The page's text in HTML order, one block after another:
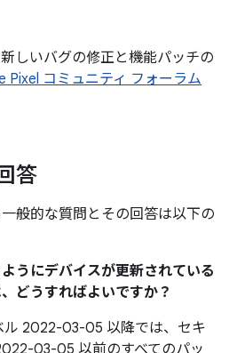
しいバグの修正と機能パッチの
Pixel コミュニティ フォーラム
答
般的な質問とその回答は以下の
うにデバイスが更新されている
どうすればよいですか？
ル 2022-03-05 以降では、セキ
03-05 以前のすべてのパッ